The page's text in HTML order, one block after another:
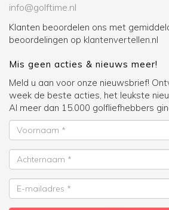
info@golftime.nl
Klanten beoordelen ons met
beoordelingen op klantenvertellen.nl
Mis geen acties & nieuws meer!
Meld u aan voor onze nieuwsbrief!
week de beste acties, het leukste
Al meer dan 15.000 golfliefhebbers
Voornaam
Achternaam
E-
mailadres